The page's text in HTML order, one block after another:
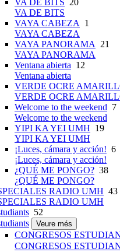
VA DE BITS 20
VA DE BITS
VAYA CABEZA
1
VAYA CABEZA
VAYA PANORAMA
21
VAYA PANORAMA
Ventana abierta 12
Ventana abierta
VERDE OCRE
VERDE OCRE
Welcome to the weekend 7
Welcome to the weekend
YIPI KA YEI UMH 19
YIPI KA YEI UMH
¡Luces, cámara y acción! 6
¡Luces, cámara y acción!
¿QUÉ ME PONGO? 38
¿QUÉ ME PONGO?
RADIO UMH 43
RADIO UMH
52
Veure més
CONGRESOS
CONGRESOS